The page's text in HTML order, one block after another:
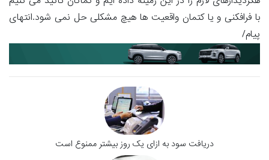
با فرافکنی و یا کتمان واقعیت ها هیچ مشکلی حل نمی شود.انتهای
پیام/
دریافت سود به ازای یک روز بیشتر ممنوع است